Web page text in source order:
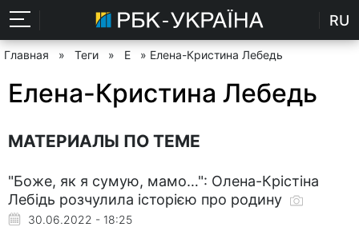
RU
Главная » Теги » Е » Елена-Кристина Лебедь
Елена-Кристина Лебедь
МАТЕРИАЛЫ ПО ТЕМЕ
"Боже, як я сумую, мамо…": Олена-Крістіна
Лебідь розчулила історією про родину
30.06.2022 - 18:25